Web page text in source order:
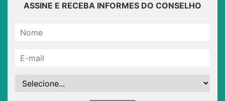
ASSINE E RECEBA INFORMES DO CONSELHO